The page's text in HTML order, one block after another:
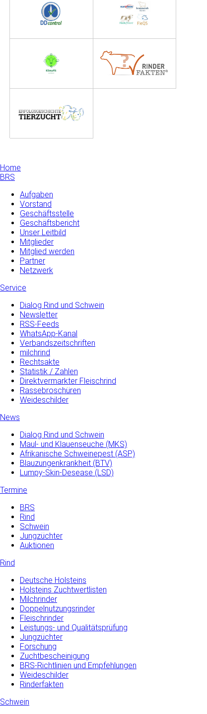
Home
BRS
Aufgaben
Vorstand
Geschäftsstelle
Geschäftsbericht
Unser Leitbild
Mitglieder
Mitglied werden
Partner
Netzwerk
Service
Dialog Rind und Schwein
Newsletter
RSS-Feeds
WhatsApp-Kanal
Verbandszeitschriften
milchrind
Rechtsakte
Statistik / Zahlen
Direktvermarkter Fleischrind
Rassebroschüren
Weideschilder
News
Dialog Rind und Schwein
Maul- und­ Klauenseuche­ (MKS)
Afrikanische Schweinepest (ASP)
Blauzungenkrankheit (BTV)
Lumpy-Skin-Desease (LSD)
Termine
BRS
Rind
Schwein
Jungzüchter
Auktionen
Rind
Deutsche Holsteins
Holsteins Zuchtwertlisten
Milchrinder
Doppelnutzungsrinder
Fleischrinder
Leistungs- und Qualitätsprüfung
Jungzüchter
Forschung
Zuchtbescheinigung
BRS-Richtlinien und Empfehlungen
Weideschilder
Rinderfakten
Schwein